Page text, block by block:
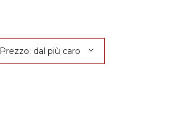
Prezzo: dal più caro